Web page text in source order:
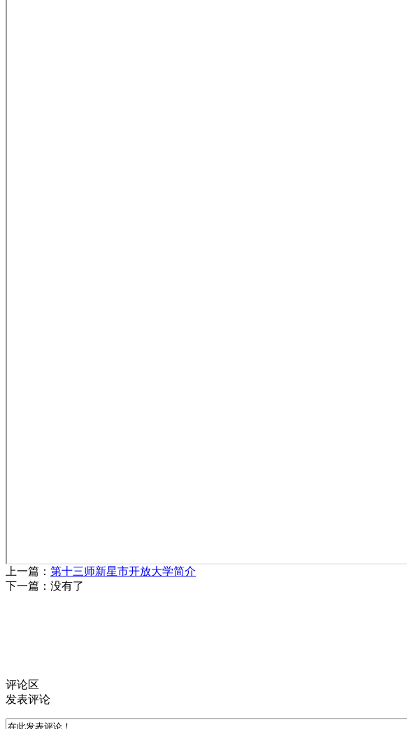
上一篇： 第十三师新星市开放大学简介
下一篇： 没有了
评论区
发表评论